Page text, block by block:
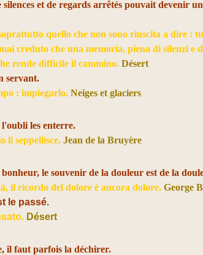
et de regards arrêtés pouvait devenir
quello che non sono riuscita a dire :
creduto che una memoria, piena di silenzi e
rende difficile il cammino.Désert
servant.
: impiegarlo.Neiges et glaciers
les enterre.
li seppellisce.Jean de la Bruyère
le souvenir de la douleur est de la
il ricordo del dolore è ancora dolore.George
le passé.
Désert
il faut parfois la déchirer.